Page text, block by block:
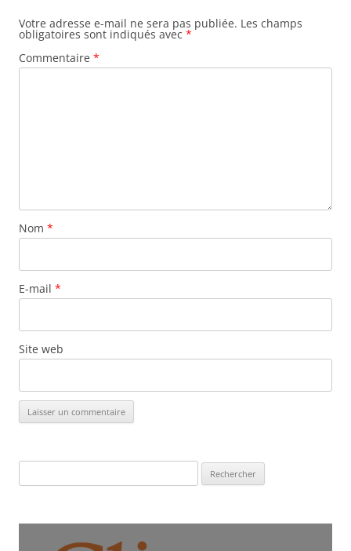
Votre adresse e-mail ne sera pas publiée. Les champs
obligatoires sont indiqués avec *
Commentaire *
Nom *
E-mail *
Site web